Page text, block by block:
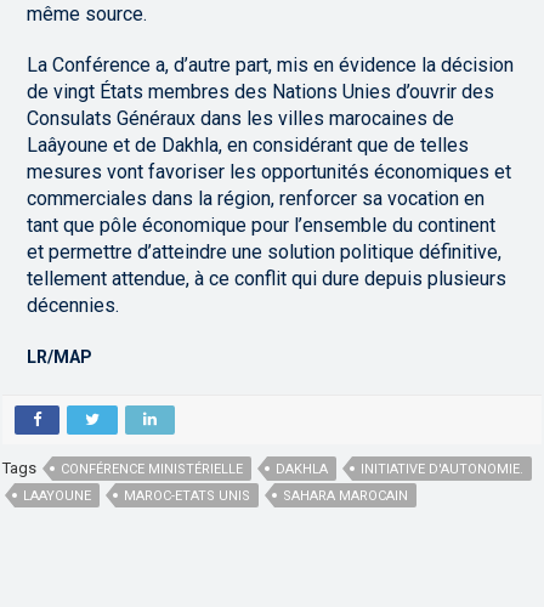
même source.
La Conférence a, d’autre part, mis en évidence la décision
de vingt États membres des Nations Unies d’ouvrir des
Consulats Généraux dans les villes marocaines de
Laâyoune et de Dakhla, en considérant que de telles
mesures vont favoriser les opportunités économiques et
commerciales dans la région, renforcer sa vocation en
tant que pôle économique pour l’ensemble du continent
et permettre d’atteindre une solution politique définitive,
tellement attendue, à ce conflit qui dure depuis plusieurs
décennies.
LR/MAP
Tags CONFÉRENCE MINISTÉRIELLE DAKHLA
INITIATIVE D'AUTONOMIE.
LAAYOUNE
MAROC-ETATS UNIS SAHARA MAROCAIN